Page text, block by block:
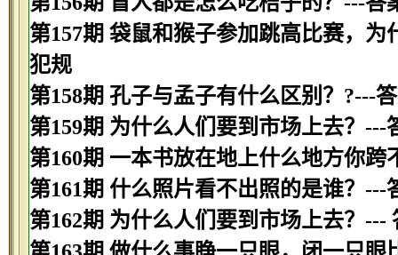
第157期 袋鼠和猴子参加跳高比赛，
犯规
第158期 孔子与孟子有什么区别？?---
第159期 为什么人们要到市场上去？---
第160期 一本书放在地上什么地方你
第161期 什么照片看不出照的是谁？---
第162期 为什么人们要到市场上去？---